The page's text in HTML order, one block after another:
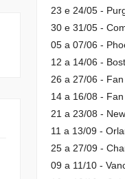
23 e 24/05 -
30 e 31/05 -
05 a 07/06 -
12 a 14/06 -
26 a 27/06 -
14 a 16/08 -
21 a 23/08 -
11 a 13/09 -
25 a 27/09 -
09 a 11/10 -